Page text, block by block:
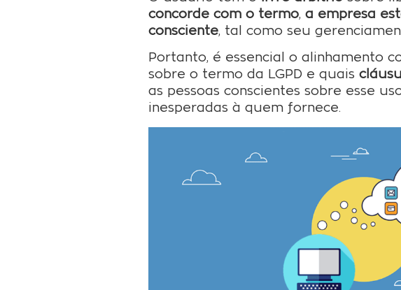
concorde com o termo, a empresa
consciente, tal como seu
Portanto, é essencial o alinhamento
sobre o termo da LGPD e quais
as pessoas conscientes sobre esse
inesperadas à quem fornece.